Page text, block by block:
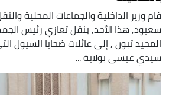
قام وزير الداخلية والجماعات المحلية
سعيود, هذا الأحد, بنقل تعازي رئيس
المجيد تبون , إلى عائلات ضحايا السيول
سيدي عيسى بولاية ...